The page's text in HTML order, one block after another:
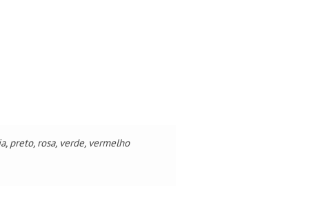
preto, rosa, verde, vermelho